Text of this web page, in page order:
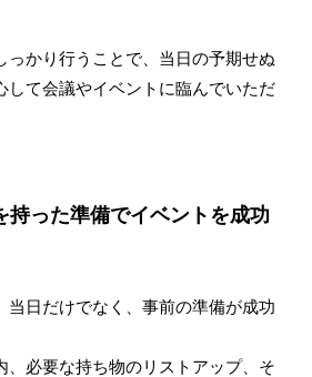
っかり行うことで、当日の予期せぬ
して会議やイベントに臨んでいただ
持った準備でイベントを成功
当日だけでなく、事前の準備が成功
、必要な持ち物のリストアップ、そ